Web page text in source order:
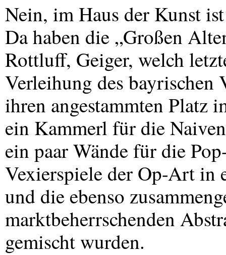
Nein, im Haus der Kunst
Da haben die „Großen
Rottluff, Geiger, welch
Verleihung des
ihren angestammten Platz
ein Kammerl für die
ein paar Wände für die
Vexierspiele der Op-Art in
und die ebenso
marktbeherrschenden
gemischt wurden.